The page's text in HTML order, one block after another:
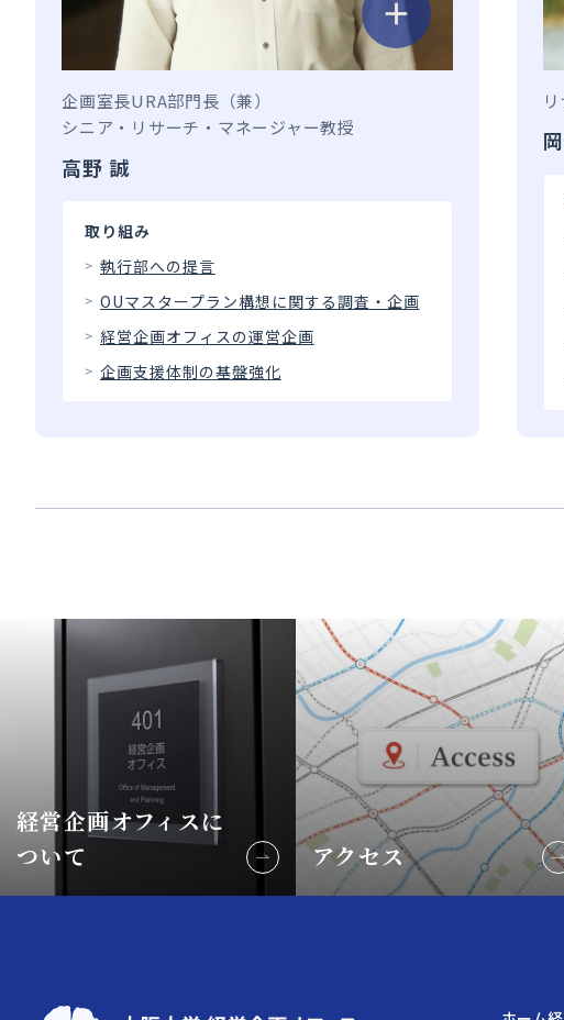
企画室長URA部門長（兼）
シニア・リサーチ・マネージャー教授
高野 誠
取り組み
執行部への提言
OUマスタープラン構想に関する調査・企画
経営企画オフィスの運営企画
企画支援体制の基盤強化
経営企画オフィスに
ついて
アクセス